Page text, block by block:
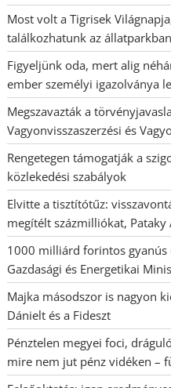
Most volt a Tigrisek
találkozhatunk az állatparkban
Figyeljünk oda, mert alig
ember személyi igazolványa
Megszavazták a
Vagyonvisszaszerzési és
Rengetegen támogatják a
közlekedési szabályok
Elvitte a tisztítótűz:
megítélt százmilliókat,
1000 milliárd forintos
Gazdasági és Energetikai
Majka másodszor is nagyon
Dánielt és a Fideszt
Pénztelen megyei foci,
mire nem jut pénz vidéken –